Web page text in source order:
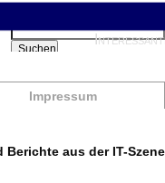
Impressum
Suchbegriffe
Suchen
aus der IT-Szene